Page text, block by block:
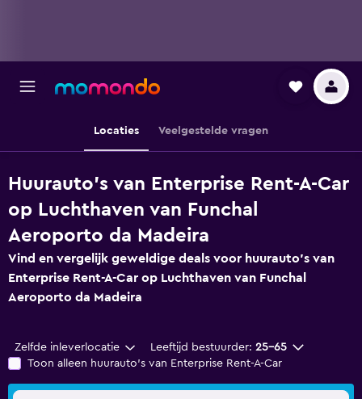
Locaties Veelgestelde vragen
Huurauto's van Enterprise Rent-A-Car
op Luchthaven van Funchal
Aeroporto da Madeira
Vind en vergelijk geweldige deals voor huurauto's van
Enterprise Rent-A-Car op Luchthaven van Funchal
Aeroporto da Madeira
Zelfde inleverlocatie Leeftijd bestuurder: 25-65
Toon alleen huurauto's van Enterprise Rent-A-Car